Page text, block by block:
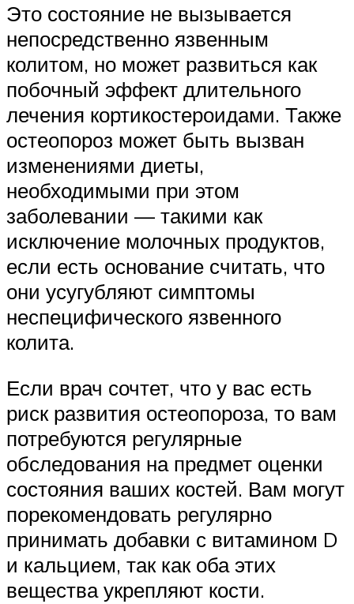
Это состояние не вызывается
непосредственно язвенным
колитом, но может развиться как
побочный эффект длительного
лечения кортикостероидами. Также
остеопороз может быть вызван
изменениями диеты,
необходимыми при этом
заболевании — такими как
исключение молочных продуктов,
если есть основание считать, что
они усугубляют симптомы
неспецифического язвенного
колита.
Если врач сочтет, что у вас есть
риск развития остеопороза, то вам
потребуются регулярные
обследования на предмет оценки
состояния ваших костей. Вам могут
порекомендовать регулярно
принимать добавки с витамином D
и кальцием, так как оба этих
вещества укрепляют кости.